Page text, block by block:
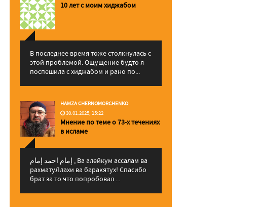
10 лет с моим хиджабом
В последнее время тоже столкнулась с
этой проблемой. Ощущение будто я
поспешила с хиджабом и рано по...
HAMZA CHERNOMORCHENKO
30.01.2025, 15:22
Мнение по теме о 73-х течениях
в исламе
إمام احمد إمام , Ва алейкум ассалам ва
рахматуЛлахи ва баракятух! Спасибо
брат за то что попробовал ...